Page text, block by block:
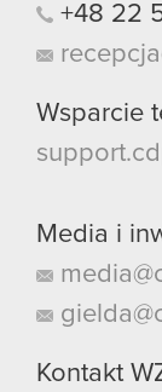
+48 22
Wsparcie
Media i
Kontakt